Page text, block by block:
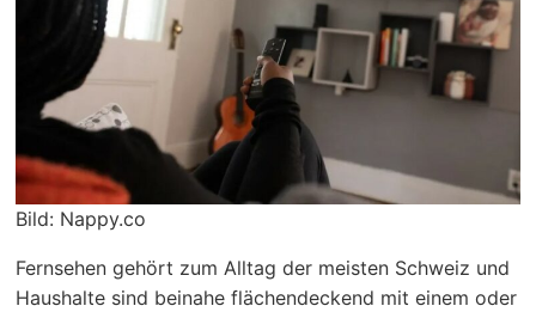
Bild: Nappy.co
Fernsehen gehört zum Alltag der meisten Schweiz und
Haushalte sind beinahe flächendeckend mit einem oder